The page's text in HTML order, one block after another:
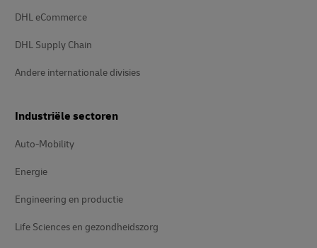
DHL eCommerce
DHL Supply Chain
Andere internationale divisies
Industriële sectoren
Auto-Mobility
Energie
Engineering en productie
Life Sciences en gezondheidszorg